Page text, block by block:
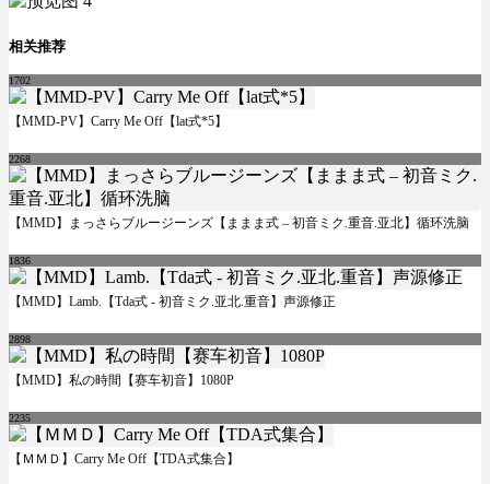
相关推荐
1702
【MMD-PV】Carry Me Off【lat式*5】
2268
【MMD】まっさらブルージーンズ【ままま式 – 初音ミク.重音.亚北】循环洗脑
1836
【MMD】Lamb.【Tda式 - 初音ミク.亚北.重音】声源修正
2898
【MMD】私の時間【赛车初音】1080P
2235
【ＭＭＤ】Carry Me Off【TDA式集合】